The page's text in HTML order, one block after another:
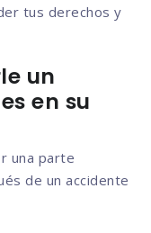
tus derechos y
un
en su
una parte
de un accidente